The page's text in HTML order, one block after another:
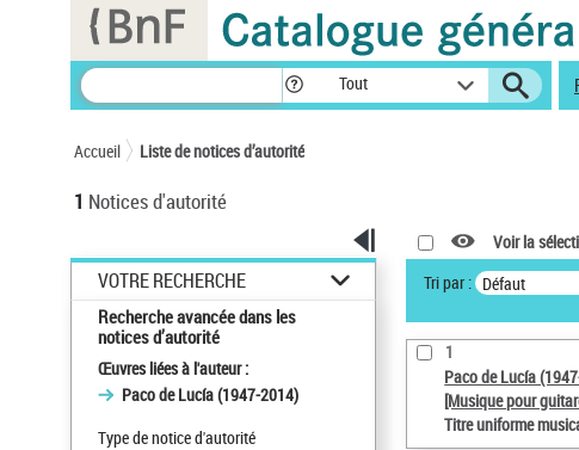
Tout
Accueil Liste de notices d’autorité
1 Notices d'autorité
VOTRE RECHERCHE
Recherche avancée dans les
notices d’autorité
Œuvres liées à l'auteur :
Paco de Lucía (1947-2014)
Type de notice d'autorité
Voir la
Tri par : Défaut
1
Paco de Lucía
[Musique pour
Titre uniforme
Panneau de gestion des cookies